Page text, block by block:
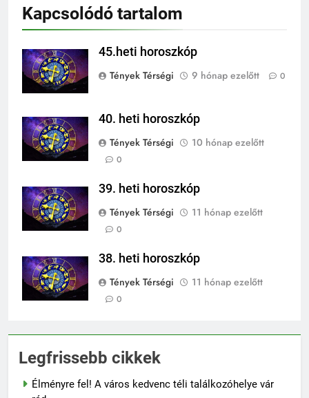
Kapcsolódó tartalom
45.heti horoszkóp
Tények Térségi
9 hónap ezelőtt 0
40. heti horoszkóp
Tények Térségi
10 hónap ezelőtt
0
39. heti horoszkóp
Tények Térségi
11 hónap ezelőtt
0
38. heti horoszkóp
Tények Térségi
11 hónap ezelőtt
0
Legfrissebb cikkek
Élményre fel! A város kedvenc téli találkozóhelye vár